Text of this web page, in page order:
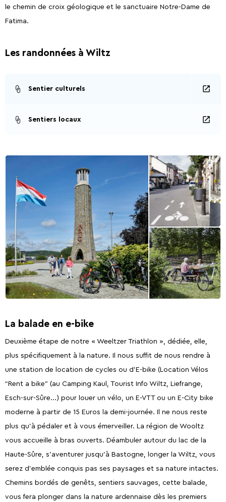
le chemin de croix géologique et le sanctuaire Notre-Dame de
Fatima.
Les randonnées à Wiltz
Sentier culturels
Sentiers locaux
La balade en e-bike
Deuxième étape de notre « Weeltzer Triathlon », dédiée, elle,
plus spécifiquement à la nature. Il nous suffit de nous rendre à
une station de location de cycles ou d’E-bike (Location Vélos
“Rent a bike” (au Camping Kaul, Tourist Info Wiltz, Liefrange,
Esch-sur-Sûre...) pour louer un vélo, un E-VTT ou un E-City bike
moderne à partir de 15 Euros la demi-journée. Il ne nous reste
plus qu’à pédaler et à vous émerveiller. La région de Wooltz
vous accueille à bras ouverts. Déambuler autour du lac de la
Haute-Sûre, s’aventurer jusqu’à Bastogne, longer la Wiltz, vous
serez d’emblée conquis pas ses paysages et sa nature intactes.
Chemins bordés de genêts, sentiers sauvages, cette balade,
vous fera plonger dans la nature ardennaise dès les premiers